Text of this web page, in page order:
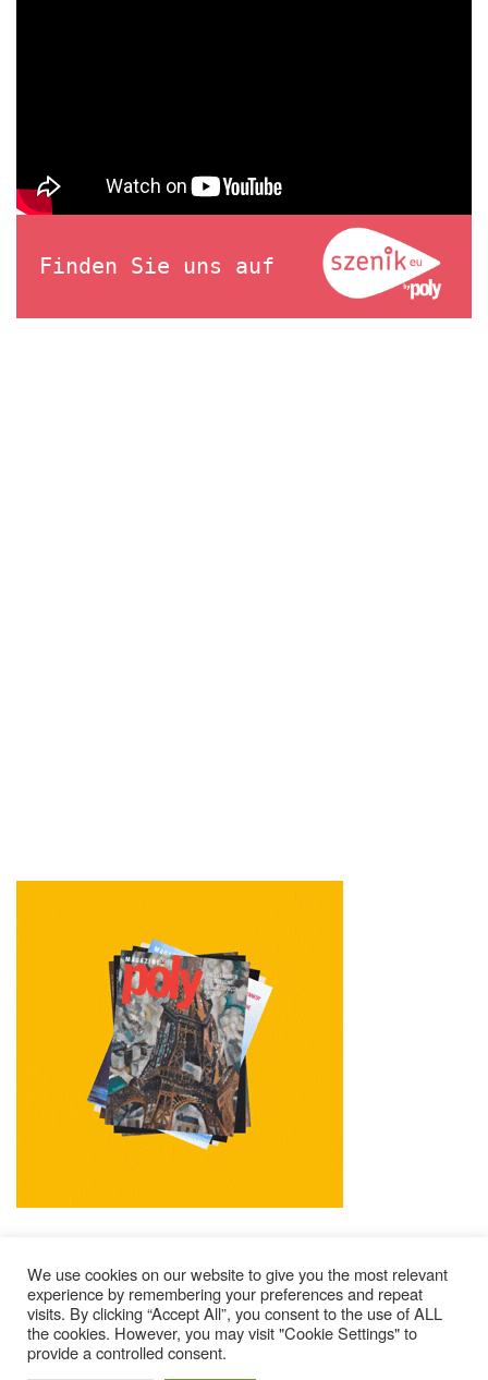
Finden Sie uns auf
Impressum Kontakt
Alle Ausgaben Lesen
POLY Abonnieren
We use cookies on our website to give you the most relevant
experience by remembering your preferences and repeat
visits. By clicking “Accept All”, you consent to the use of ALL
the cookies. However, you may visit "Cookie Settings" to
provide a controlled consent.